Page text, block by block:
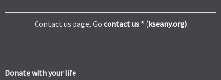
Contact us page, Go contact us * (kseany.org)
Donate with your life